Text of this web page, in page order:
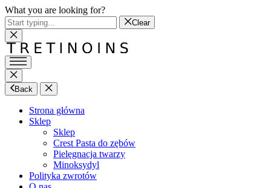
What you are looking for?
Clear
Back
Strona główna
Sklep
Sklep
Crest Pasta do zębów
Pielęgnacja twarzy
Minoksydyl
Polityka zwrotów